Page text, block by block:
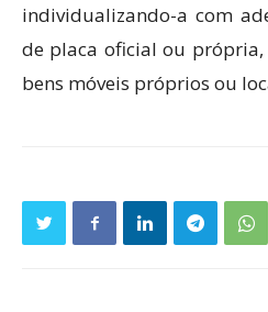
individualizando-a com
de placa oficial ou
bens móveis próprios ou